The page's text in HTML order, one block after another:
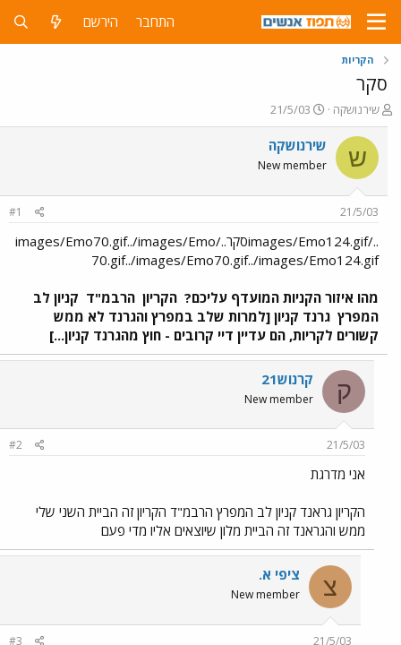
התחבר הירשם
הקריות
סקר
פ
ו
ת
ח
ה
ש
שירנושקה
פ
ו
ר
ס
ם
ר
י
ך
21/5/03
ש שירנושקה
New member
21/5/03
#1
../images/Emo124.gifסקר../images/Emo70.gif../images/Emo
70.gif../images/Emo70.gif../images/Emo124.gif
מהו איזור הקניות המועדף עליכם? הקריון הרבמ"ד קניון לב
המפרץ גרנד קניון [למרות שלב במפרץ והגרנד לא ממש
קשורים לקריות, הם עדיין דיי קרובים - חוץ מהגרנד קניון...]
ק קרנוש21
New member
21/5/03
#2
אני מדרגת
הקריון גראנד קניון לב המפרץ הרבמ"ד הקריון זה הביית השני שלי
ממש והגראנד זה הביית מלון שיוצאים אליו מדי פעם
צ ציפי א.
New member
21/5/03
#3